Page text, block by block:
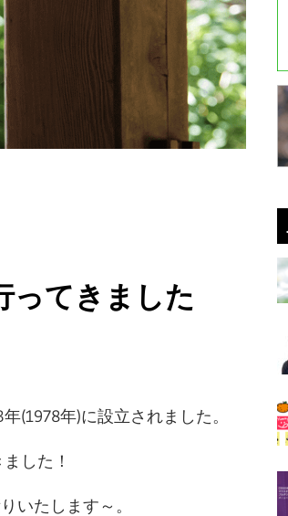
ってきました
(1978年)に設立されました。
した！
いたします～。